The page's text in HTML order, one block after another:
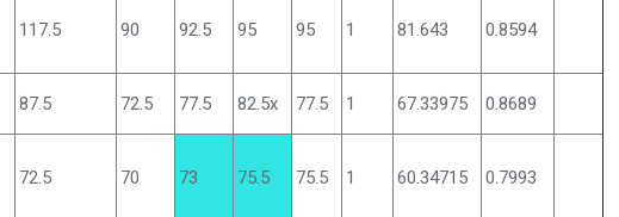
117.5 90 92.5 95 95 1 81.643 0.8594
87.5 72.5 77.5 82.5x 77.5 1 67.33975 0.8689
72.5 70 73 75.5 75.5 1 60.34715 0.7993